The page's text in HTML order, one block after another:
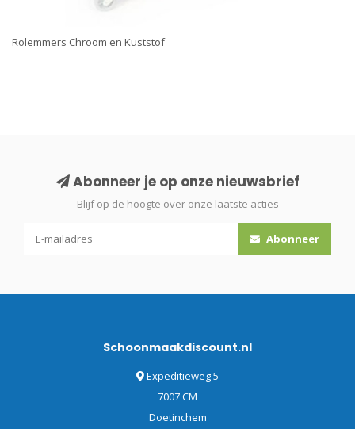
Rolemmers Chroom en Kuststof
Abonneer je op onze nieuwsbrief
Blijf op de hoogte over onze laatste acties
Abonneer
Schoonmaakdiscount.nl
Expeditieweg 5
7007 CM
Doetinchem